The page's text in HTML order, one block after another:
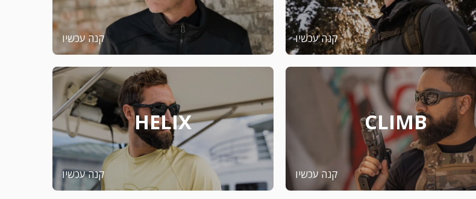
קנה עכשיו קנה עכשיו
CLIMB
קנה עכשיו
HELIX
קנה עכשיו